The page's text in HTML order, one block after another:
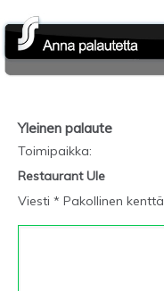
Yleinen palaute
Toimipaikka:
Restaurant Ule
Viesti * Pakollinen kenttä